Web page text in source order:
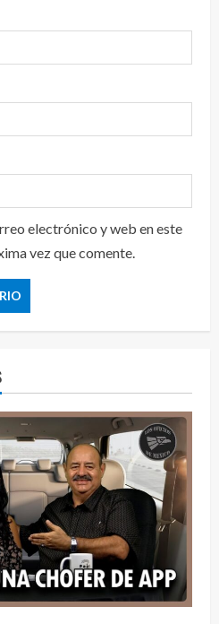
electrónico y web en este
vez que comente.